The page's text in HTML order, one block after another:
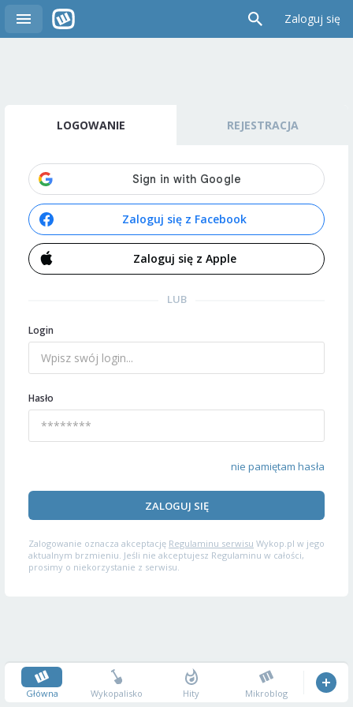
Zaloguj się
LOGOWANIE REJESTRACJA
Zaloguj się z Facebook
Zaloguj się z Apple
LUB
Login
Hasło
nie pamiętam hasła
ZALOGUJ SIĘ
Zalogowanie oznacza akceptację Regulaminu serwisu Wykop.pl w jego
aktualnym brzmieniu. Jeśli nie akceptujesz Regulaminu w całości,
prosimy o niekorzystanie z serwisu.
Główna Wykopalisko Hity Mikroblog